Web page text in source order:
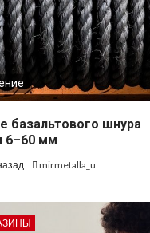
базальтового шнура
6–60 мм
mirmetalla_u